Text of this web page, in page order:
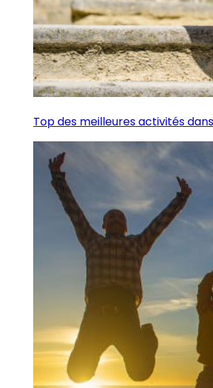
Top des meilleures activités